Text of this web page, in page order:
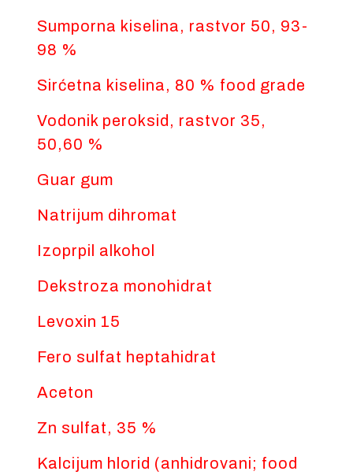
Sumporna kiselina, rastvor 50, 93-
98 %
Sirćetna kiselina, 80 % food grade
Vodonik peroksid, rastvor 35,
50,60 %
Guar gum
Natrijum dihromat
Izoprpil alkohol
Dekstroza monohidrat
Levoxin 15
Fero sulfat heptahidrat
Aceton
Zn sulfat, 35 %
Kalcijum hlorid (anhidrovani; food